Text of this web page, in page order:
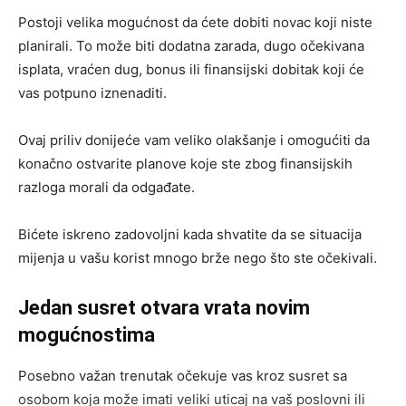
Postoji velika mogućnost da ćete dobiti novac koji niste
planirali. To može biti dodatna zarada, dugo očekivana
isplata, vraćen dug, bonus ili finansijski dobitak koji će
vas potpuno iznenaditi.
Ovaj priliv donijeće vam veliko olakšanje i omogućiti da
konačno ostvarite planove koje ste zbog finansijskih
razloga morali da odgađate.
Bićete iskreno zadovoljni kada shvatite da se situacija
mijenja u vašu korist mnogo brže nego što ste očekivali.
Jedan susret otvara vrata novim
mogućnostima
Posebno važan trenutak očekuje vas kroz susret sa
osobom koja može imati veliki uticaj na vaš poslovni ili